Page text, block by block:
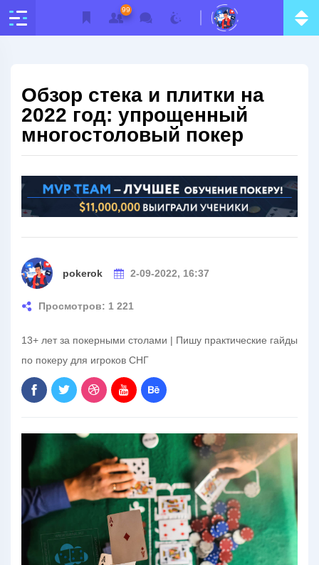
99
Обзор стека и плитки на
2022 год: упрощенный
многостоловый покер
pokerok 2-09-2022, 16:37
Просмотров: 1 221
13+ лет за покерными столами | Пишу практические гайды
по покеру для игроков СНГ